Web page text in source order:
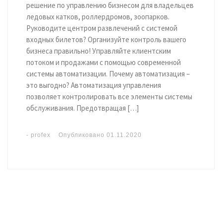
решение по управлению бизнесом для владельцев
ледовых катков, роллердромов, зоопарков.
Руководите центром развлечений с системой
входных билетов? Организуйте контроль вашего
бизнеса правильно! Управляйте клиентским
потоком и продажами с помощью современной
системы автоматизации. Почему автоматизация –
это выгодно? Автоматизация управления
позволяет контролировать все элементы системы
обслуживания. Предотвращая […]
- profex Опубликовано 01.11.2020